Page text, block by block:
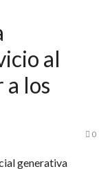
al
los
0
generativa